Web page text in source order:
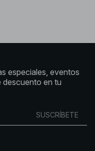
especiales, eventos
descuento en tu
SUSCRÍBETE